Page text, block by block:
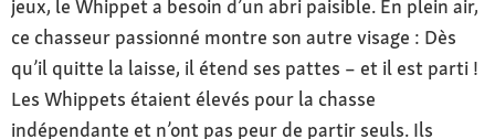
jeux, le Whippet a besoin d’un abri paisible. En plein air,
ce chasseur passionné montre son autre visage : Dès
qu’il quitte la laisse, il étend ses pattes – et il est parti !
Les Whippets étaient élevés pour la chasse
indépendante et n’ont pas peur de partir seuls. Ils